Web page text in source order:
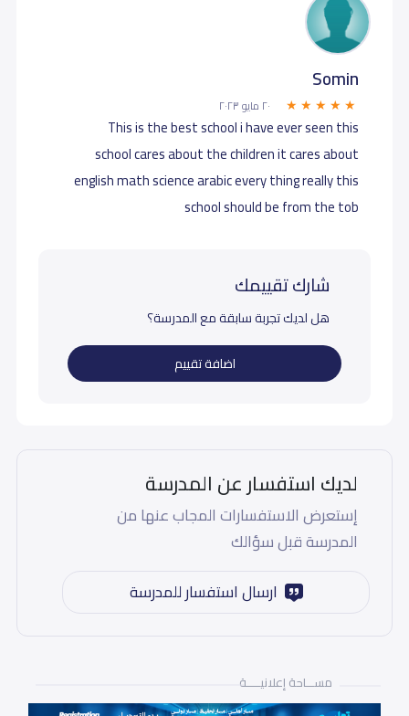
Somin
٢٠ مايو ٢٠٢٣
This is the best school i have ever seen this
school cares about the children it cares about
english math science arabic every thing really this
school should be from the tob
شارك تقييمك
هل لديك تجربة سابقة مع المدرسة؟
اضافة تقييم
لديك استفسار عن المدرسة
إستعرض الاستفسارات المجاب عنها من
المدرسة قبل سؤالك
ارسال استفسار للمدرسة
مســـاحة إعلانيـــــة